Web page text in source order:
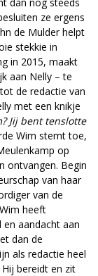
dan nog steeds
ze ergens
de Mulder helpt
stekkie in
in 2015, maakt
aan Nelly – te
de redactie van
met een knikje
Jij bent tenslotte
Wim stemt toe,
op
ontvangen. Begin
van haar
van de
heeft
aandacht aan
dan de
als redactie heel
bereidt en zit